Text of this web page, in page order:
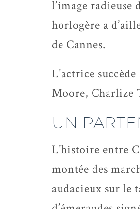
l’image radieuse
horlogère a
de Cannes.
L’actrice
Moore, Charlize
UN
L’histoire entre
montée des
audacieux sur le